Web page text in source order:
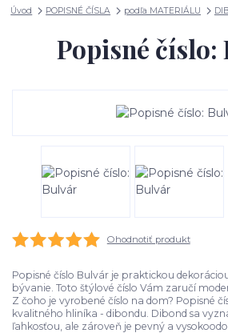
Úvod POPISNÉ ČÍSLA podľa MATERIÁLU
Popisné číslo:
Ohodnotiť produkt
Popisné číslo Bulvár je praktickou
bývanie. Toto štýlové číslo Vám zaručí
Z čoho je vyrobené číslo na dom? Popisné
kvalitného hliníka - dibondu. Dibond sa
ľahkosťou, ale zároveň je pevný a